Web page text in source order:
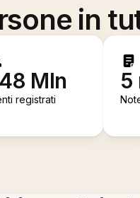
in
Mln
registrati
5